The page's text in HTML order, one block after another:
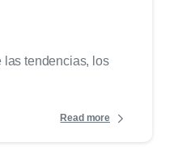
tendencias, los
Read more